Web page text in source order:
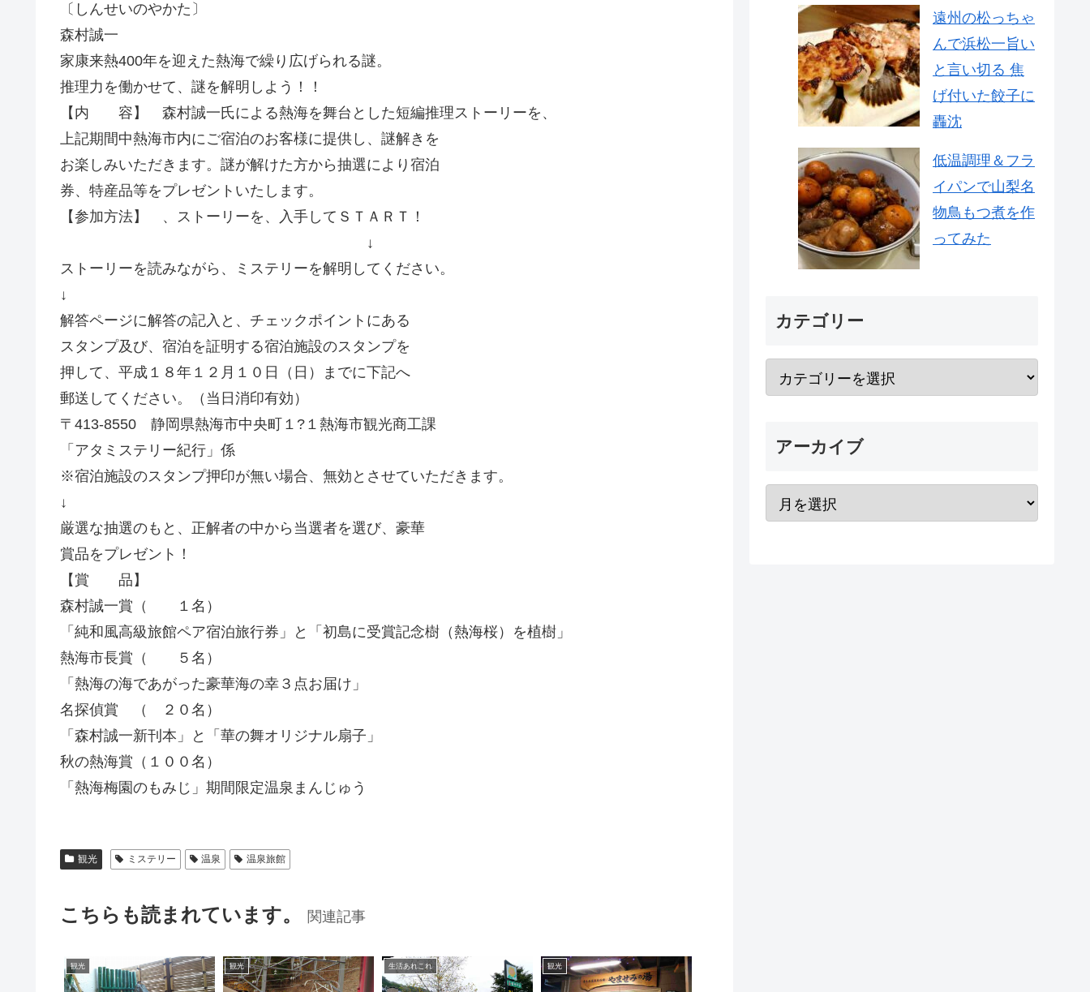
〔しんせいのやかた〕
森村誠一
家康来熱400年を迎えた熱海で繰り広げられる謎。
推理力を働かせて、謎を解明しよう！！
【内 容】 森村誠一氏による熱海を舞台とした短編推理ストーリーを、
上記期間中熱海市内にご宿泊のお客様に提供し、謎解きを
お楽しみいただきます。謎が解けた方から抽選により宿泊
券、特産品等をプレゼントいたします。
【参加方法】 、 ストーリーを、入手してＳＴＡＲＴ！
↓
ストーリーを読みながら、ミステリーを解明してください。
↓
解答ページに解答の記入と、チェックポイントにある
スタンプ及び、宿泊を証明する宿泊施設のスタンプを
押して、平成１８年１２月１０日（日）までに下記へ
郵送してください。（当日消印有効）
〒413-8550 静岡県熱海市中央町１?１熱海市観光商工課
「アタミステリー紀行」係
※宿泊施設のスタンプ押印が無い場合、無効とさせていただきます。
↓
厳選な抽選のもと、正解者の中から当選者を選び、豪華
賞品をプレゼント！
【賞 品】
森村誠一賞（ １名）
「純和風高級旅館ペア宿泊旅行券」と「初島に受賞記念樹（熱海桜）を植樹」
熱海市長賞（ ５名）
「熱海の海であがった豪華海の幸３点お届け」
名探偵賞 （ ２０名）
「森村誠一新刊本」と「華の舞オリジナル扇子」
秋の熱海賞（１００名）
「熱海梅園のもみじ」期間限定温泉まんじゅう
観光 ミステリー 温泉 温泉旅館
こちらも読まれています。 関連記事
観光 観光 生活あれこれ 観光
遠州の松っちゃ
んで浜松一旨い
と言い切る 焦
げ付いた餃子に
轟沈
低温調理＆フラ
イパンで山梨名
物鳥もつ煮を作
ってみた
カテゴリー
アーカイブ